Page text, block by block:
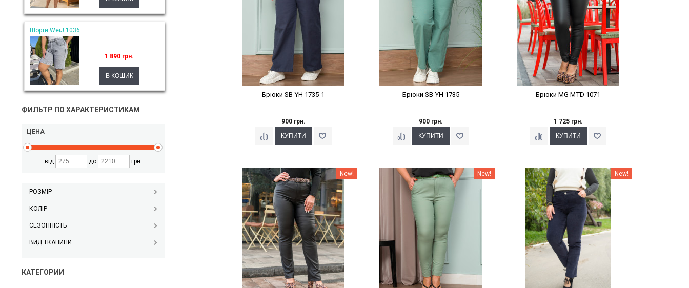
Шорти WeiJ 1036
1 890 грн.
ФИЛЬТР ПО ХАРАКТЕРИСТИКАМ
ЦЕНА
від до грн.
РОЗМІР
КОЛІР_
СЕЗОННІСТЬ
ВИД ТКАНИНИ
КАТЕГОРИИ
Брюки SB YH 1735-1
900 грн.
Брюки SB YH 1735
900 грн.
Брюки MG MTD 1071
1 725 грн.
Наклейки Варіант з % New! Наклейки Варіант з % New! Наклейки Варіант з % New!